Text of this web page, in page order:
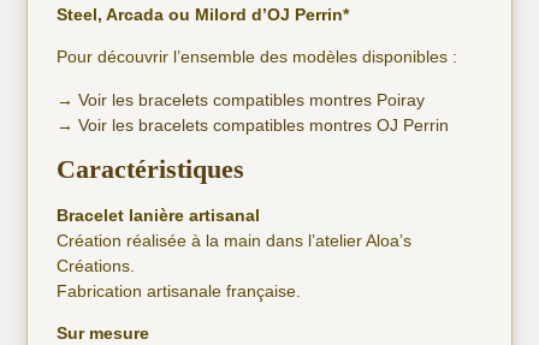
Steel, Arcada ou Milord d’OJ Perrin*
Pour découvrir l’ensemble des modèles disponibles :
→Voir les bracelets compatibles montres Poiray
→Voir les bracelets compatibles montres OJ Perrin
Caractéristiques
Bracelet lanière artisanal
Création réalisée à la main dans l’atelier Aloa’s
Créations.
Fabrication artisanale française.
Sur mesure